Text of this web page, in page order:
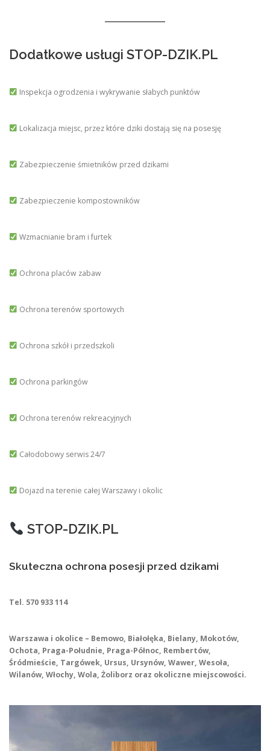
Dodatkowe usługi STOP-DZIK.PL
Inspekcja ogrodzenia i wykrywanie słabych punktów
Lokalizacja miejsc, przez które dziki dostają się na posesję
Zabezpieczenie śmietników przed dzikami
Zabezpieczenie kompostowników
Wzmacnianie bram i furtek
Ochrona placów zabaw
Ochrona terenów sportowych
Ochrona szkół i przedszkoli
Ochrona parkingów
Ochrona terenów rekreacyjnych
Całodobowy serwis 24/7
Dojazd na terenie całej Warszawy i okolic
STOP-DZIK.PL
Skuteczna ochrona posesji przed dzikami
Tel. 570 933 114
Warszawa i okolice – Bemowo, Białołęka, Bielany, Mokotów,
Ochota, Praga-Południe, Praga-Północ, Rembertów,
Śródmieście, Targówek, Ursus, Ursynów, Wawer, Wesoła,
Wilanów, Włochy, Wola, Żoliborz oraz okoliczne miejscowości.